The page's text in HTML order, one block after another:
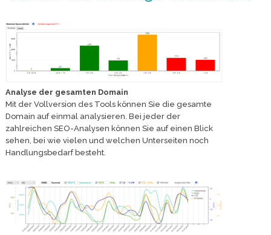
Analyse der gesamten Domain
Mit der Vollversion des Tools können Sie die gesamte
Domain auf einmal analysieren. Bei jeder der
zahlreichen SEO-Analysen können Sie auf einen Blick
sehen, bei wie vielen und welchen Unterseiten noch
Handlungsbedarf besteht.